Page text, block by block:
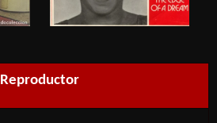
Reproductor